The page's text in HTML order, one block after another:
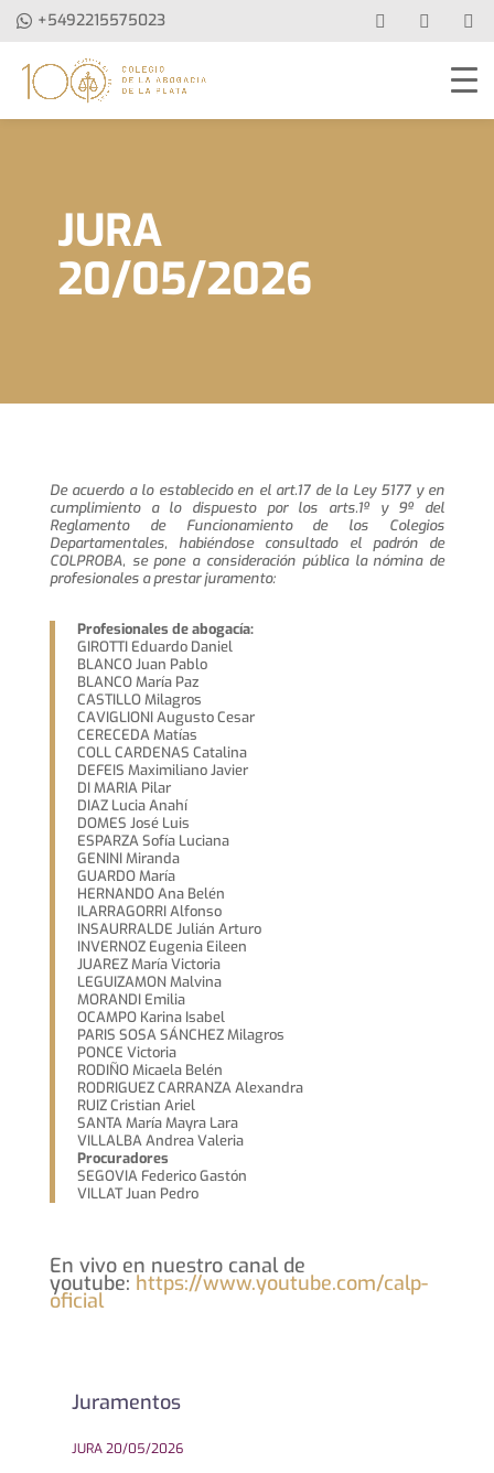
+5492215575023
JURA
20/05/2026
De acuerdo a lo establecido en el art.17 de la Ley 5177 y en
cumplimiento a lo dispuesto por los arts.1º y 9º del
Reglamento de Funcionamiento de los Colegios
Departamentales, habiéndose consultado el padrón de
COLPROBA, se pone a consideración pública la nómina de
profesionales a prestar juramento:
Profesionales de abogacía:
GIROTTI Eduardo Daniel
BLANCO Juan Pablo
BLANCO María Paz
CASTILLO Milagros
CAVIGLIONI Augusto Cesar
CERECEDA Matías
COLL CARDENAS Catalina
DEFEIS Maximiliano Javier
DI MARIA Pilar
DIAZ Lucia Anahí
DOMES José Luis
ESPARZA Sofía Luciana
GENINI Miranda
GUARDO María
HERNANDO Ana Belén
ILARRAGORRI Alfonso
INSAURRALDE Julián Arturo
INVERNOZ Eugenia Eileen
JUAREZ María Victoria
LEGUIZAMON Malvina
MORANDI Emilia
OCAMPO Karina Isabel
PARIS SOSA SÁNCHEZ Milagros
PONCE Victoria
RODIÑO Micaela Belén
RODRIGUEZ CARRANZA Alexandra
RUIZ Cristian Ariel
SANTA María Mayra Lara
VILLALBA Andrea Valeria
Procuradores
SEGOVIA Federico Gastón
VILLAT Juan Pedro
En vivo en nuestro canal de
youtube: https://www.youtube.com/calp-
oficial
Juramentos
JURA 20/05/2026